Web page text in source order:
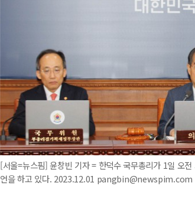
[서울=뉴스핌] 윤창빈 기자 = 한덕수 국무총리가 1일 오
언을 하고 있다. 2023.12.01 pangbin@newspim.com